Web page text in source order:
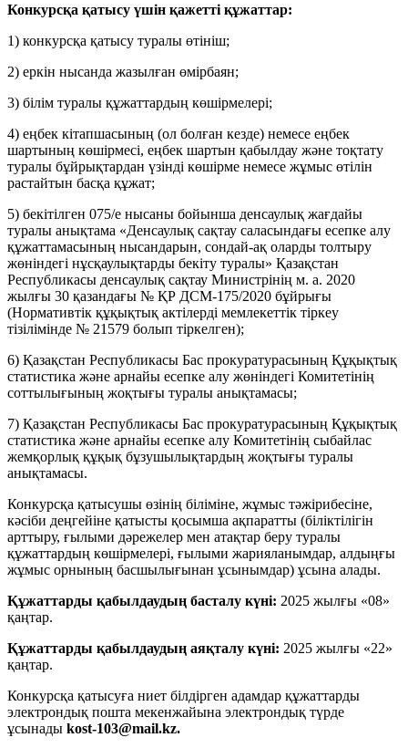
Конкурсқа қатысу үшін қажетті құжаттар:
1) конкурсқа қатысу туралы өтініш;
2) еркін нысанда жазылған өмірбаян;
3) білім туралы құжаттардың көшірмелері;
4) еңбек кітапшасының (ол болған кезде) немесе еңбек
шартының көшірмесі, еңбек шартын қабылдау және тоқтату
туралы бұйрықтардан үзінді көшірме немесе жұмыс өтілін
растайтын басқа құжат;
5) бекітілген 075/е нысаны бойынша денсаулық жағдайы
туралы анықтама «Денсаулық сақтау саласындағы есепке алу
құжаттамасының нысандарын, сондай-ақ оларды толтыру
жөніндегі нұсқаулықтарды бекіту туралы» Қазақстан
Республикасы денсаулық сақтау Министрінің м. а. 2020
жылғы 30 қазандағы № ҚР ДСМ-175/2020 бұйрығы
(Нормативтік құқықтық актілерді мемлекеттік тіркеу
тізілімінде № 21579 болып тіркелген);
6) Қазақстан Республикасы Бас прокуратурасының Құқықтық
статистика және арнайы есепке алу жөніндегі Комитетінің
соттылығының жоқтығы туралы анықтамасы;
7) Қазақстан Республикасы Бас прокуратурасының Құқықтық
статистика және арнайы есепке алу Комитетінің сыбайлас
жемқорлық құқық бұзушылықтардың жоқтығы туралы
анықтамасы.
Конкурсқа қатысушы өзінің біліміне, жұмыс тәжірибесіне,
кәсіби деңгейіне қатысты қосымша ақпаратты (біліктілігін
арттыру, ғылыми дәрежелер мен атақтар беру туралы
құжаттардың көшірмелері, ғылыми жарияланымдар, алдыңғы
жұмыс орнының басшылығынан ұсынымдар) ұсына алады.
Құжаттарды қабылдаудың басталу күні: 2025 жылғы «08»
қаңтар.
Құжаттарды қабылдаудың аяқталу күні: 2025 жылғы «22»
қаңтар.
Конкурсқа қатысуға ниет білдірген адамдар құжаттарды
электрондық пошта мекенжайына электрондық түрде
ұсынады kost-103@mail.kz.